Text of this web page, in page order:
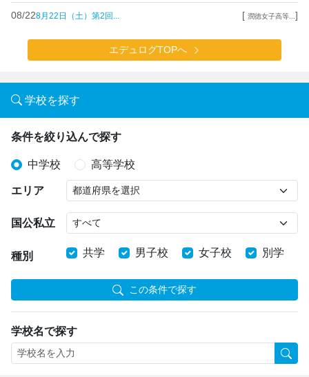
08/228月22日（土）第2回... [ 潤徳女子高等... ]
エデュログTOPへ
学校を探す
条件を絞り込んで探す
中学校 高等学校
エリア
国公私立
種別 共学 男子校 女子校 別学
この条件で探す
学校名で探す